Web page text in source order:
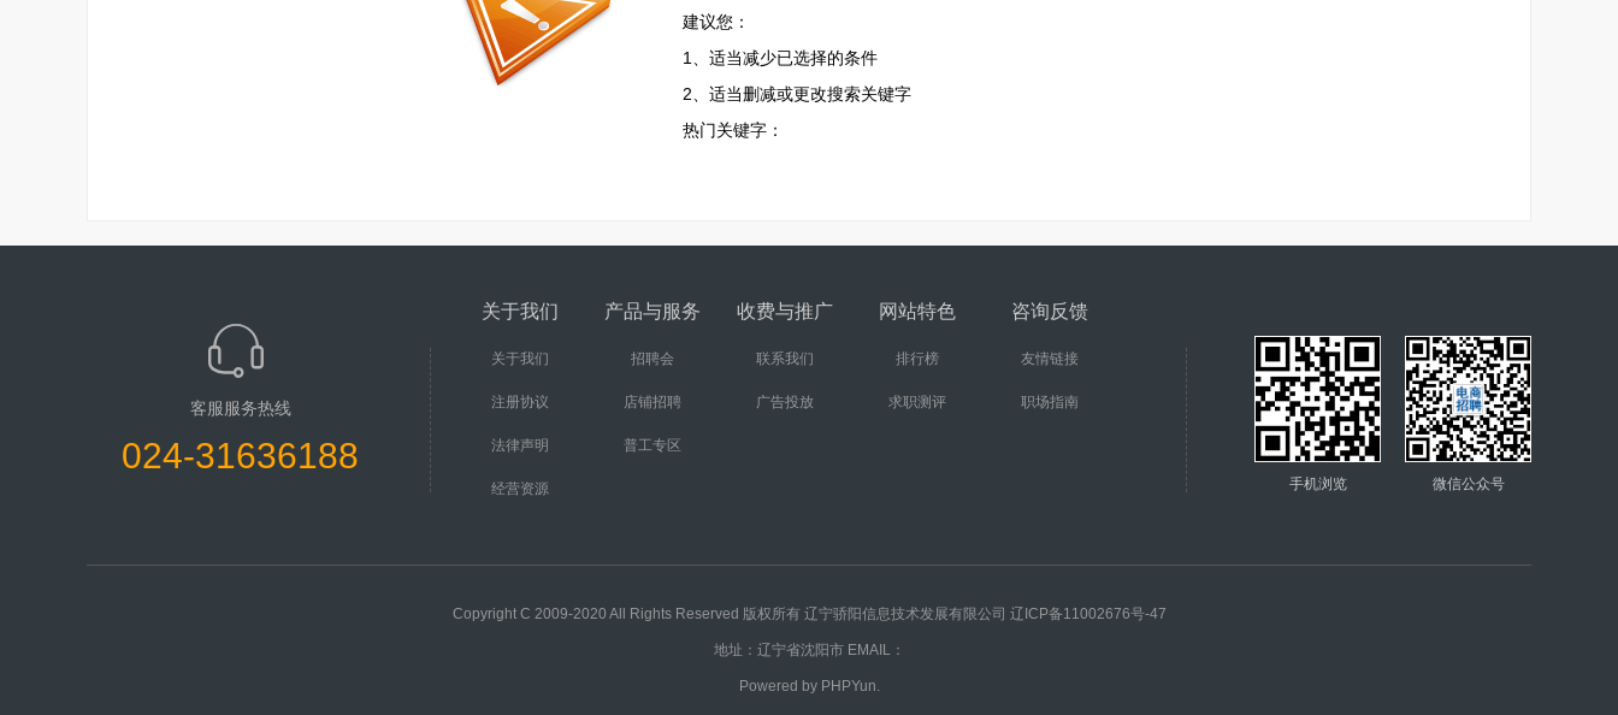
建议您：
1、适当减少已选择的条件
2、适当删减或更改搜索关键字
热门关键字：
客服服务热线
024-31636188
关于我们
关于我们
注册协议
法律声明
经营资源
产品与服务
招聘会
店铺招聘
普工专区
收费与推广
联系我们
广告投放
网站特色
排行榜
求职测评
咨询反馈
友情链接
职场指南
微信公众号
手机浏览
Copyright C 2009-2020 All Rights Reserved 版权所有 辽宁骄阳信息技术发展有限公司 辽ICP备11002676号-47
地址：辽宁省沈阳市 EMAIL：
Powered by PHPYun.